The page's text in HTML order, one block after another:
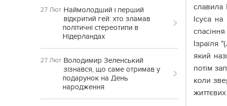
27 Лют Наймолодший і перший
відкритий гей: хто зламав
політичні стереотипи в
Нідерландах
27 Лют Володимир Зеленський
зізнався, що саме отримав у
подарунок на День
народження
славила
Ісуса
Ізраїля
який
потім
коли